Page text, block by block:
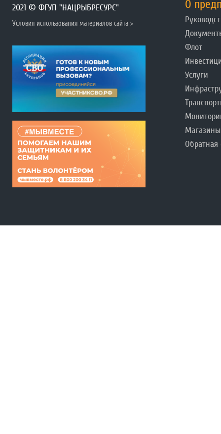
2021 © ФГУП "НАЦРЫБРЕСУРС"
Условия использования материалов сайта >
О
Флот
Услуги
Магазины
Обратная